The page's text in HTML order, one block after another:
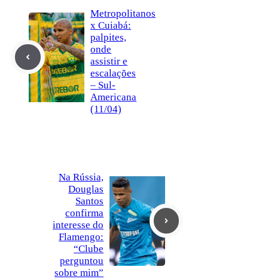
Metropolitanos
x Cuiabá:
palpites,
onde
assistir e
escalações
– Sul-
Americana
(11/04)
Na Rússia,
Douglas
Santos
confirma
interesse do
Flamengo:
“Clube
perguntou
sobre mim”